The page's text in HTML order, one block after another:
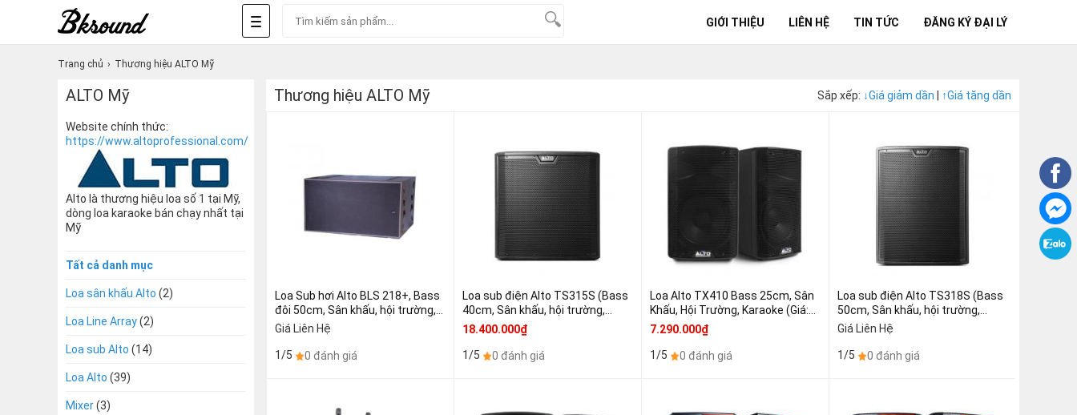
GIỚI THIỆU LIÊN HỆ TIN TỨC ĐĂNG KÝ ĐẠI LÝ
Trang chủ Thương hiệu ALTO Mỹ
ALTO Mỹ
Website chính thức:
https://www.altoprofessional.com/
Alto là thương hiệu loa số 1 tại Mỹ,
dòng loa karaoke bán chạy nhất tại
Mỹ
Tất cả danh mục
Loa sân khấu Alto (2)
Loa Line Array(2)
Loa sub Alto (14)
Loa Alto (39)
Mixer(3)
Thương hiệu ALTO Mỹ Sắp xếp: ↓Giá giảm dần ↑Giá tăng dần
Loa Sub hơi Alto BLS 218+, Bass
đôi 50cm, Sân khấu, hội trường,
Karaoke ( giá: 1 chiếc)
Giá Liên Hệ
1/5 0 đánh giá
Loa sub điện Alto TS315S (Bass
40cm, Sân khấu, hội trường,
karaoke (giá: 1 chiếc)
18.400.000₫
1/5 0 đánh giá
Loa Alto TX410 Bass 25cm, Sân
Khấu, Hội Trường, Karaoke (Giá:1
chiếc)
7.290.000₫
1/5 0 đánh giá
Loa sub điện Alto TS318S (Bass
50cm, Sân khấu, hội trường,
karaoke (giá: 1 chiếc)
Giá Liên Hệ
1/5 0 đánh giá